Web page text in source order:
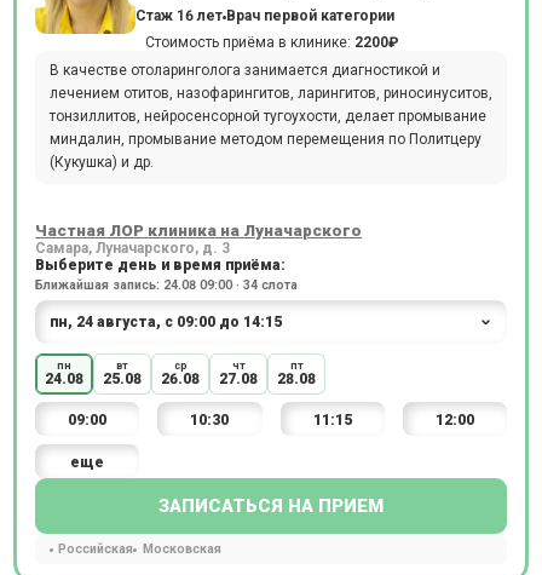
Стаж 16 лет Врач первой категории
Стоимость приёма в клинике: 2200₽
В качестве отоларинголога занимается диагностикой и
лечением отитов, назофарингитов, ларингитов, риносинуситов,
тонзиллитов, нейросенсорной тугоухости, делает промывание
миндалин, промывание методом перемещения по Политцеру
(Кукушка) и др.
Частная ЛОР клиника на Луначарского
Самара, Луначарского, д. 3
Выберите день и время приёма:
Ближайшая запись: 24.08 09:00 · 34 слота
пн
24.08
вт
25.08
ср
26.08
чт
27.08
пт
28.08
09:00 10:30 11:15 12:00
еще
ЗАПИСАТЬСЯ НА ПРИЕМ
Российская Московская